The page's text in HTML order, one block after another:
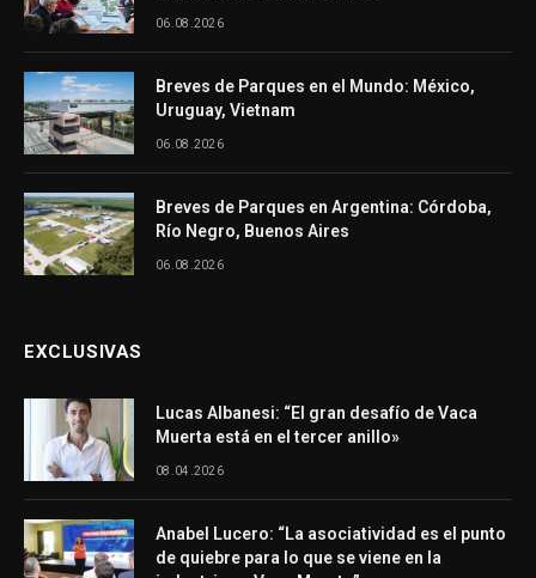
06.08.2026
Breves de Parques en el Mundo: México,
Uruguay, Vietnam
06.08.2026
Breves de Parques en Argentina: Córdoba,
Río Negro, Buenos Aires
06.08.2026
EXCLUSIVAS
Lucas Albanesi: “El gran desafío de Vaca
Muerta está en el tercer anillo»
08.04.2026
Anabel Lucero: “La asociatividad es el punto
de quiebre para lo que se viene en la